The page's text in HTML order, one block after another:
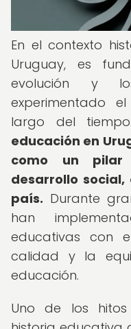
En el contexto
Uruguay, es
evolución y
experimentado
largo del
educación en
como un pilar
desarrollo
país. Durante
han
educativas con
calidad y la
educación.
Uno de los